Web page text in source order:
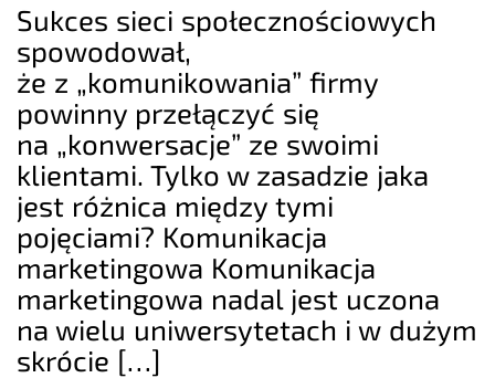
Sukces sieci społecznościowych
spowodował,
że z „komunikowania” firmy
powinny przełączyć się
na „konwersacje” ze swoimi
klientami. Tylko w zasadzie jaka
jest różnica między tymi
pojęciami? Komunikacja
marketingowa Komunikacja
marketingowa nadal jest uczona
na wielu uniwersytetach i w dużym
skrócie […]